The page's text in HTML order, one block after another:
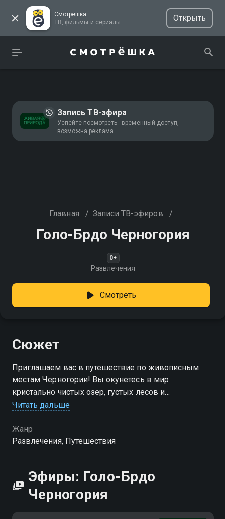
Смотрёшка
ТВ, фильмы и сериалы
Открыть
Запись ТВ-эфира
Успейте посмотреть - временный доступ,
возможна реклама
Главная / Записи ТВ-эфиров /
Голо-Брдо Черногория
0+
Развлечения
Смотреть
Сюжет
Приглашаем вас в путешествие по живописным
местам Черногории! Вы окунетесь в мир
кристально чистых озер, густых лесов и
величественных гор
Читать дальше
Жанр
Развлечения, Путешествия
Эфиры: Голо-Брдо
Черногория